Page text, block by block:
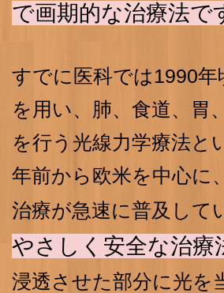
で画期的な治療法で
すでに医科では1990
を用い、肺、食道、胃
を行う光線力学療法と
年前から欧米を中心に
治療が急速に普及して
やさしく安全な治療
浸透させた部分に光を